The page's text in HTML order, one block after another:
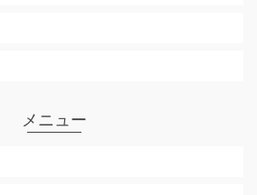
メニュー